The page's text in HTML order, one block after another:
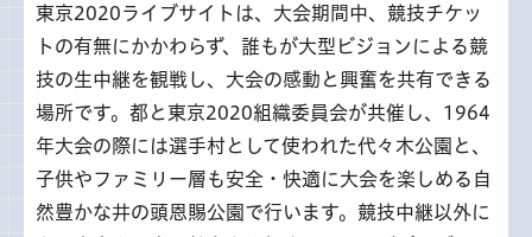
東京2020ライブサイトは、大会期間中、競技チケッ
トの有無にかかわらず、誰もが大型ビジョンによる競
技の生中継を観戦し、大会の感動と興奮を共有できる
場所です。都と東京2020組織委員会が共催し、1964
年大会の際には選手村として使われた代々木公園と、
子供やファミリー層も安全・快適に大会を楽しめる自
然豊かな井の頭恩賜公園で行います。競技中継以外に